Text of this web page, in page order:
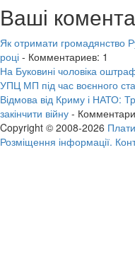
Ваші
Як отримати громадянство
році - Комментариев: 1
На Буковині чоловіка
УПЦ МП під час воєнного
Відмова від Криму і НАТО:
закінчити війну -
Copyright © 2008-2026
Розміщення інформації.